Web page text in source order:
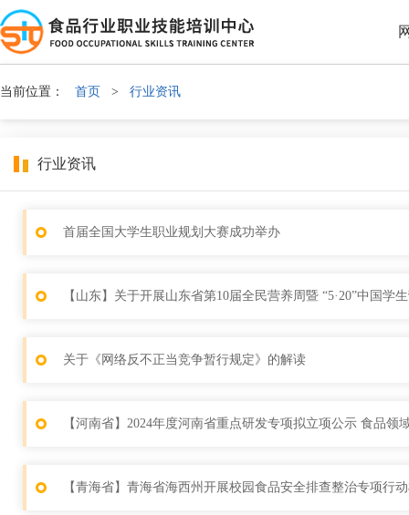
当前位置： 首页 > 行业资讯
行业资讯
首届全国大学生职业规划大赛成功举办
【山东】关于开展山东省第10届全民营养周暨 “5·20”中国学
关于《网络反不正当竞争暂行规定》的解读
【河南省】2024年度河南省重点研发专项拟立项公示 食品领
【青海省】青海省海西州开展校园食品安全排查整治专项行